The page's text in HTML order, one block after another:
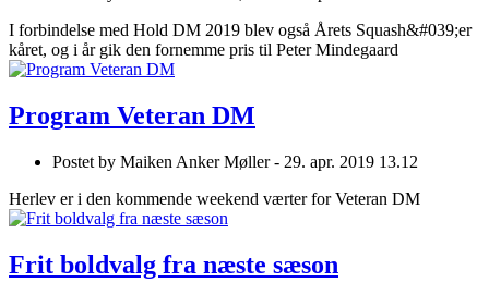
I forbindelse med Hold DM 2019 blev også Årets Squash&#039;er
kåret, og i år gik den fornemme pris til Peter Mindegaard
Program Veteran DM
Postet by Maiken Anker Møller - 29. apr. 2019 13.12
Herlev er i den kommende weekend værter for Veteran DM
Frit boldvalg fra næste sæson